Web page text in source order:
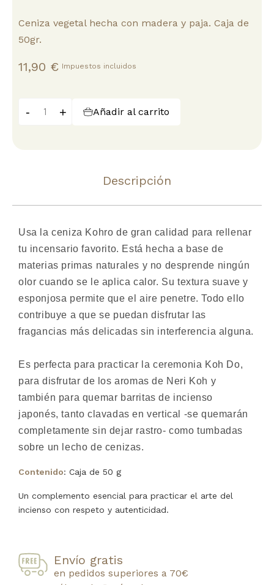
Ceniza vegetal hecha con madera y paja. Caja de
50gr.
11,90 € Impuestos incluidos
- + Añadir al carrito
Descripción
Usa la ceniza Kohro de gran calidad para rellenar
tu incensario favorito. Está hecha a base de
materias primas naturales y no desprende ningún
olor cuando se le aplica calor. Su textura suave y
esponjosa permite que el aire penetre. Todo ello
contribuye a que se puedan disfrutar las
fragancias más delicadas sin interferencia alguna.
Es perfecta para practicar la ceremonia Koh Do,
para disfrutar de los aromas de Neri Koh y
también para quemar barritas de incienso
japonés, tanto clavadas en vertical -se quemarán
completamente sin dejar rastro- como tumbadas
sobre un lecho de cenizas.
Contenido: Caja de 50 g
Un complemento esencial para practicar el arte del
incienso con respeto y autenticidad.
Envío gratis
en pedidos superiores a 70€